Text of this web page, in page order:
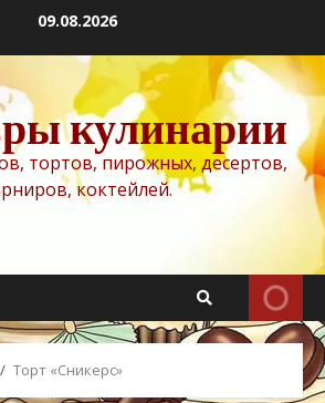
09.08.2026
кулинарии
тортов, пирожных, десертов,
коктейлей.
Торт «Сникерс»